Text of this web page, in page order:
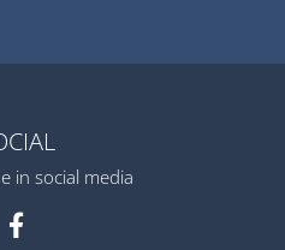
in social media